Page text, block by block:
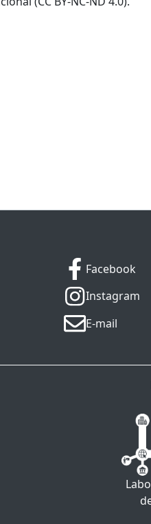
Facebook
Instagram
E-mail